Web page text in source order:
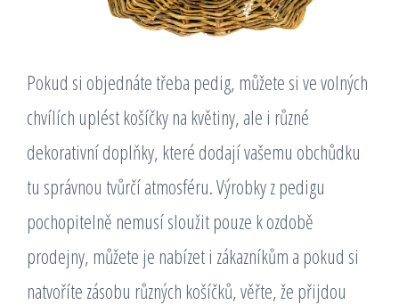
Pokud si objednáte třeba pedig, můžete si ve volných
chvílích uplést košíčky na květiny, ale i různé
dekorativní doplňky, které dodají vašemu obchůdku
tu správnou tvůrčí atmosféru. Výrobky z pedigu
pochopitelně nemusí sloužit pouze k ozdobě
prodejny, můžete je nabízet i zákazníkům a pokud si
natvoříte zásobu různých košíčků, věřte, že přijdou